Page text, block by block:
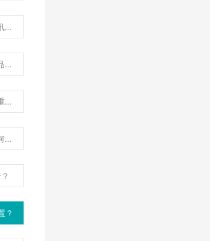
顶尖秤修改为主动通讯协议操作？
条码价签如何打印商品属性内容？
前台如何设置显示称重商品市斤价格及市斤单位？
门店前台商品改价如何同步后台更新零售价？
？